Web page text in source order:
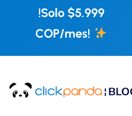
!Solo $5.999
COP/mes!